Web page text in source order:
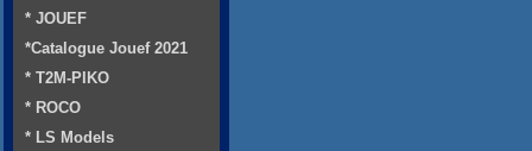
* JOUEF
*Catalogue Jouef 2021
* T2M-PIKO
* ROCO
* LS Models